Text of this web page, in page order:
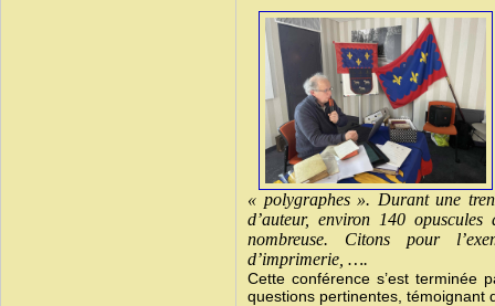
« polygraphes ». Durant une
d’auteur, environ 140
nombreuse. Citons pour
d’imprimerie, ….
Cette conférence s’est terminée
questions pertinentes, témoignant